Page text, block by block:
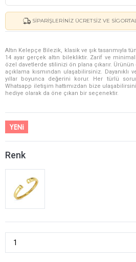
SIPARIŞLERINIZ ÜCRETSIZ VE
Altın Kelepçe Bilezik, klasik ve şık tasarımıyla
14 ayar gerçek altın bilekliktir. Zarif ve
özel davetlerde stilinizi ön plana çıkarır.
açıklama kısmından ulaşabilirsiniz.
yıllar boyunca değerini korur. Her türlü
Whatsapp iletişim hattımızdan bize
hediye olarak da öne çıkan bir seçenektir.
Renk